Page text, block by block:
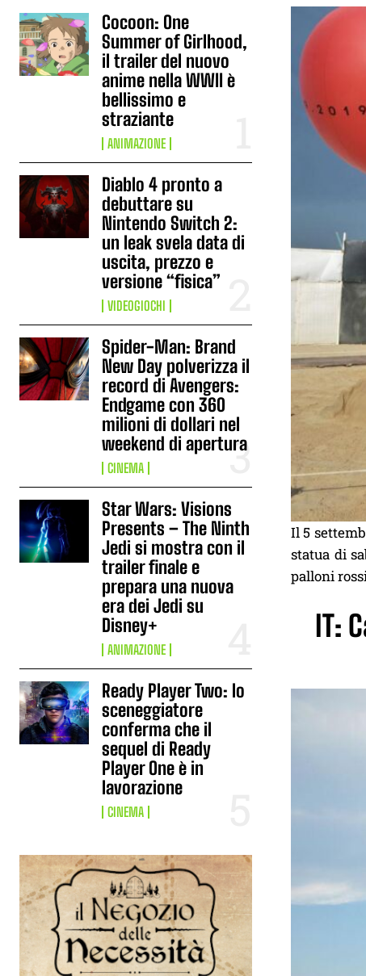
Cocoon: One
Summer of Girlhood,
il trailer del nuovo
anime nella WWII è
bellissimo e
straziante
ANIMAZIONE
Diablo 4 pronto a
debuttare su
Nintendo Switch 2:
un leak svela data di
uscita, prezzo e
versione “fisica”
VIDEOGIOCHI
Spider-Man: Brand
New Day polverizza il
record di Avengers:
Endgame con 360
milioni di dollari nel
weekend di apertura
CINEMA
Star Wars: Visions
Presents – The Ninth
Jedi si mostra con il
trailer finale e
prepara una nuova
era dei Jedi su
Disney+
ANIMAZIONE
Ready Player Two: lo
sceneggiatore
conferma che il
sequel di Ready
Player One è in
lavorazione
CINEMA
Il 5
statua di
palloni
IT: